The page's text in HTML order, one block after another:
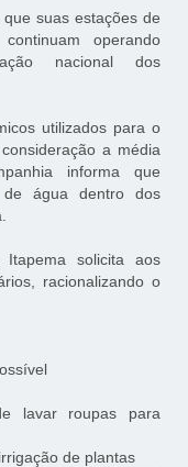
suas estações de
operando
nacional dos
utilizados para o
a média
informa que
de água dentro dos
solicita aos
racionalizando o
lavar roupas para
de plantas